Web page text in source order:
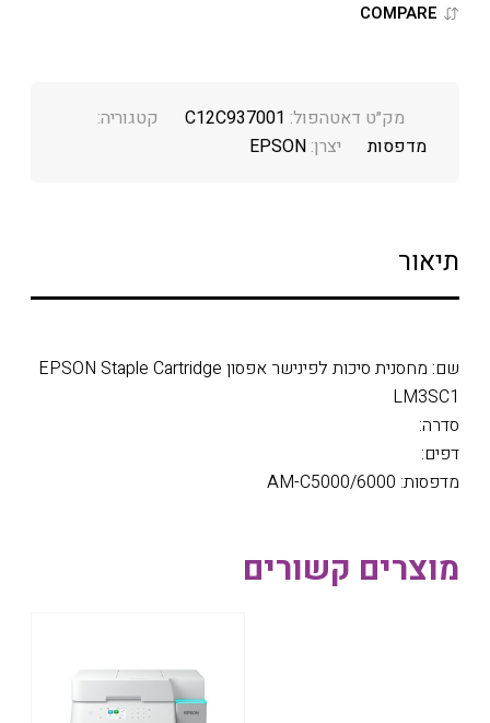
COMPARE
מק״ט דאטהפול: C12C937001
קטגוריה:
מדפסות
יצרן:EPSON
תיאור
שם: מחסנית סיכות לפינישר אפסון EPSON Staple Cartridge
LM3SC1
סדרה:
דפים:
מדפסות: AM-C5000/6000
מוצרים קשורים